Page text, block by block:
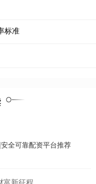
标准
全可靠配资平台推荐